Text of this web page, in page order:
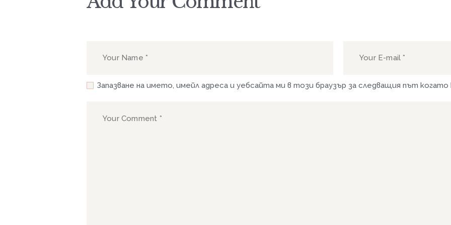
Запазване на името, имейл адреса и уебсайта ми в този браузър за следващия път